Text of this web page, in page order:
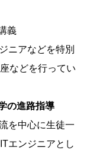
義
ニアなどを特別
などを行ってい
の進路指導
を中心に生徒一
エンジニアとし